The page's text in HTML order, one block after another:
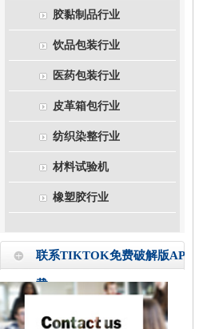
胶黏制品行业
饮品包装行业
医药包装行业
皮革箱包行业
纺织染整行业
材料试验机
橡塑胶行业
联系TIKTOK免费破解版APP下
载